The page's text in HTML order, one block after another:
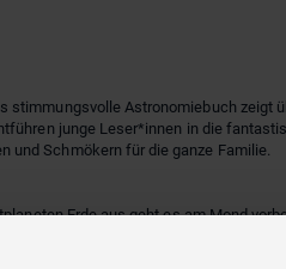
Astronomiebuch zeigt
junge Leser*innen in die
und Schmökern für die ganze Familie.
Erde aus geht es am Mond
Sternen, bunten Nebeln und fernen
wie zum Beispiel, dass jeder